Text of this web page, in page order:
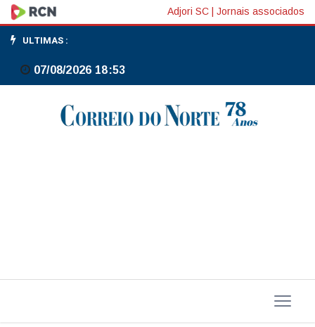
Correios
colocam
21
imóveis
Adjori SC Jornais associados
ULTIMAS :
07/08/2026 18:53